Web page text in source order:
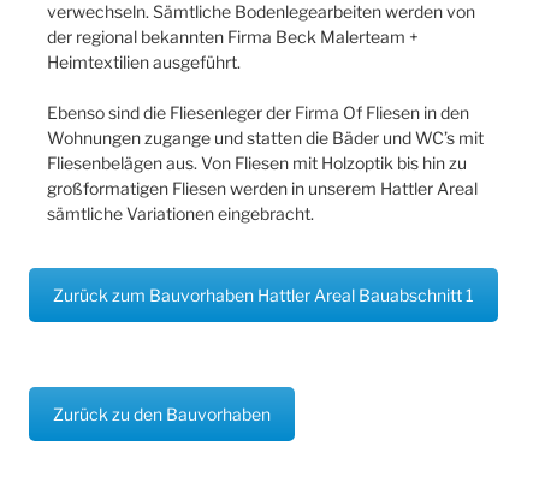
verwechseln. Sämtliche Bodenlegearbeiten werden von
der regional bekannten Firma Beck Malerteam +
Heimtextilien ausgeführt.
Ebenso sind die Fliesenleger der Firma Of Fliesen in den
Wohnungen zugange und statten die Bäder und WC’s mit
Fliesenbelägen aus. Von Fliesen mit Holzoptik bis hin zu
großformatigen Fliesen werden in unserem Hattler Areal
sämtliche Variationen eingebracht.
Zurück zum Bauvorhaben Hattler Areal Bauabschnitt 1
Zurück zu den Bauvorhaben